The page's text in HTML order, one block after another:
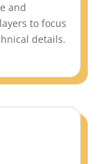
and
to focus
details.